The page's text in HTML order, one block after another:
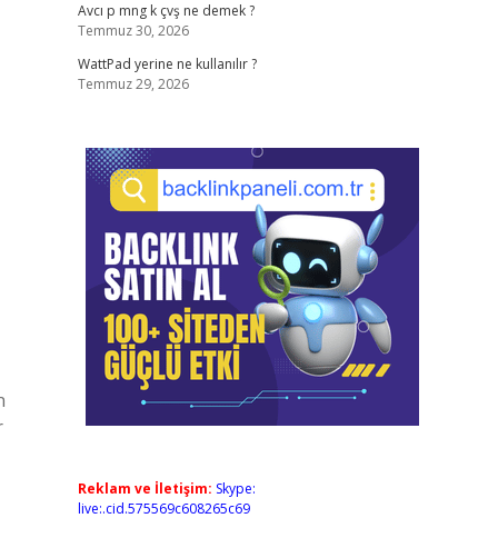
Avcı p mng k çvş ne demek ?
Temmuz 30, 2026
WattPad yerine ne kullanılır ?
Temmuz 29, 2026
Reklam ve İletişim: Skype:
live:.cid.575569c608265c69